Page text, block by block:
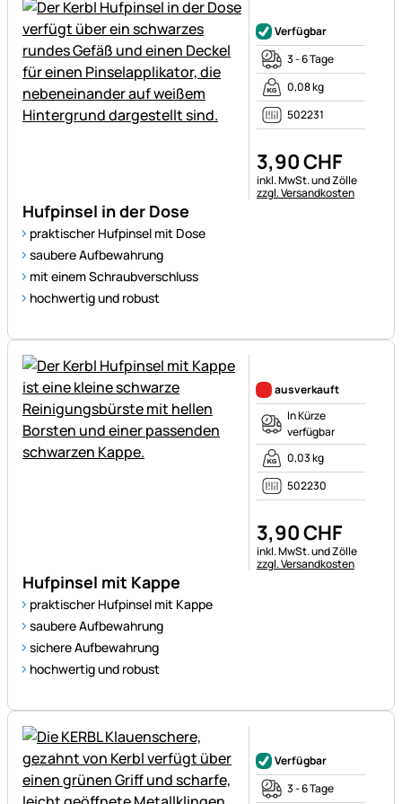
Hufpinsel in der Dose
praktischer Hufpinsel mit Dose
saubere Aufbewahrung
mit einem Schraubverschluss
hochwertig und robust
Verfügbar
3 - 6 Tage
0,08 kg
502231
3,90CHF
Steuerhinweis:
inkl. MwSt. und Zölle
zzgl. Versandkosten
Hufpinsel mit Kappe
praktischer Hufpinsel mit Kappe
saubere Aufbewahrung
sichere Aufbewahrung
hochwertig und robust
ausverkauft
In Kürze
verfügbar
0,03 kg
502230
3,90CHF
Steuerhinweis:
inkl. MwSt. und Zölle
zzgl. Versandkosten
Verfügbar
3 - 6 Tage